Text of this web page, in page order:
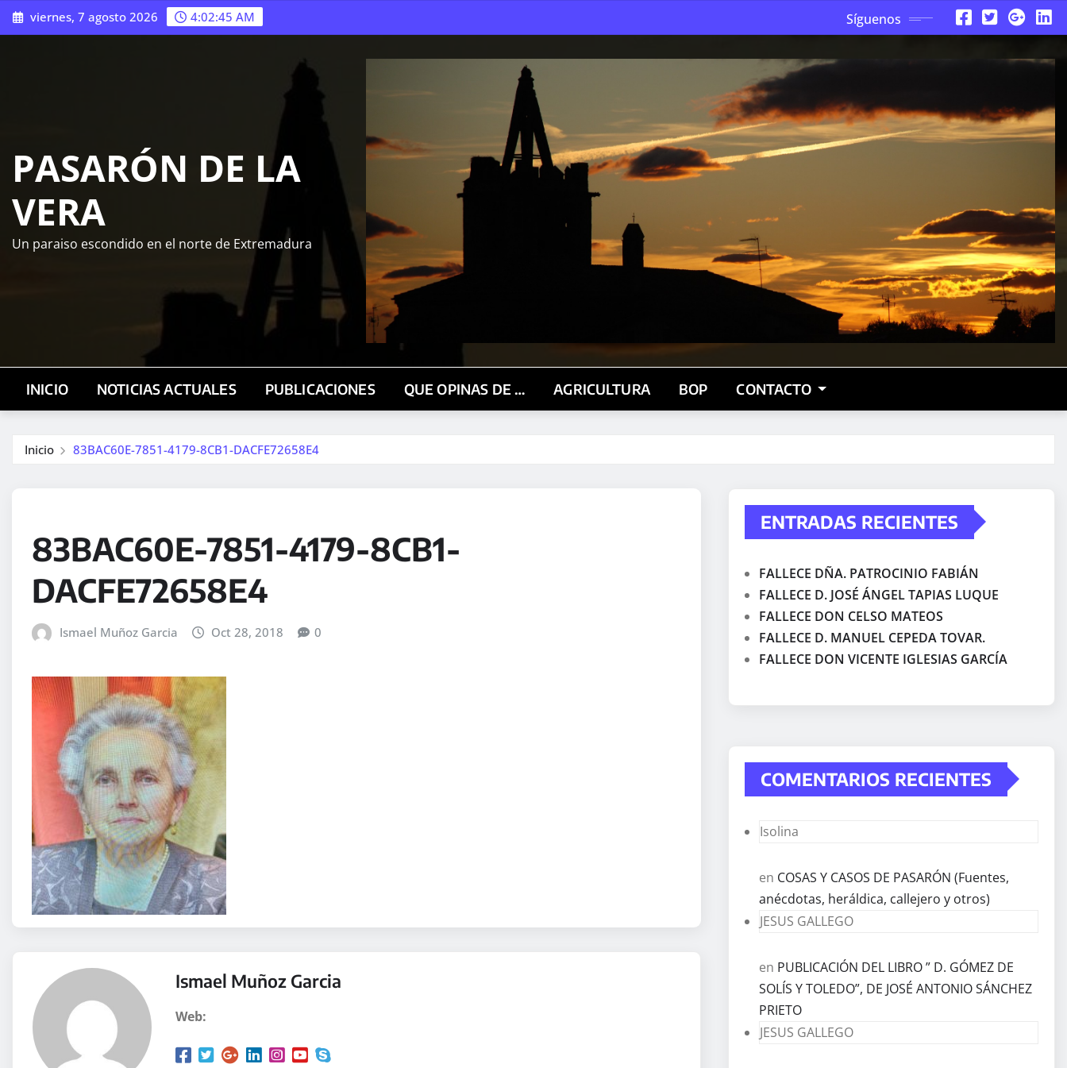
Saltar
al
viernes, 7 agosto 2026 4:02:46 AM Síguenos
PASARÓN DE LA
VERA
Un paraiso escondido en el norte de Extremadura
INICIO NOTICIAS ACTUALES PUBLICACIONES QUE OPINAS DE … AGRICULTURA BOP CONTACTO
Inicio 83BAC60E-7851-4179-8CB1-DACFE72658E4
83BAC60E-7851-4179-8CB1-
DACFE72658E4
Ismael Muñoz Garcia Oct 28, 2018 0
Ismael Muñoz Garcia
Web:
ENTRADAS RECIENTES
FALLECE DÑA. PATROCINIO FABIÁN
FALLECE D. JOSÉ ÁNGEL TAPIAS LUQUE
FALLECE DON CELSO MATEOS
FALLECE D. MANUEL CEPEDA TOVAR.
FALLECE DON VICENTE IGLESIAS GARCÍA
COMENTARIOS RECIENTES
Isolina
en COSAS Y CASOS DE PASARÓN (Fuentes,
anécdotas, heráldica, callejero y otros)
JESUS GALLEGO
en PUBLICACIÓN DEL LIBRO ” D. GÓMEZ DE
SOLÍS Y TOLEDO”, DE JOSÉ ANTONIO SÁNCHEZ
PRIETO
JESUS GALLEGO